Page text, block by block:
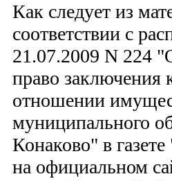
Как следует из
соответствии с
21.07.2009 N 224
право заключения
отношении
муниципального
Конаково" в
на официальном